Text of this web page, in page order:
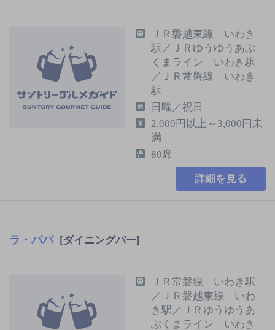
ＪＲ磐越東線 いわき
駅／ＪＲゆうゆうあぶ
くまライン いわき駅
／ＪＲ常磐線 いわき
駅
日曜／祝日
2,000円以上～3,000円未
満
80席
詳細を見る
ラ・パパ [ダイニングバー]
ＪＲ常磐線 いわき駅
／ＪＲ磐越東線 いわ
き駅／ＪＲゆうゆうあ
ぶくまライン いわき